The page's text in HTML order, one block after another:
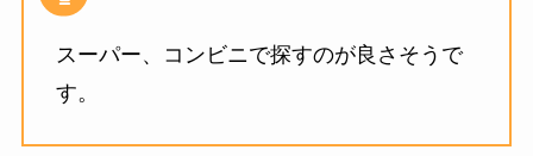
スーパー、コンビニで探すのが良さそうで
す。